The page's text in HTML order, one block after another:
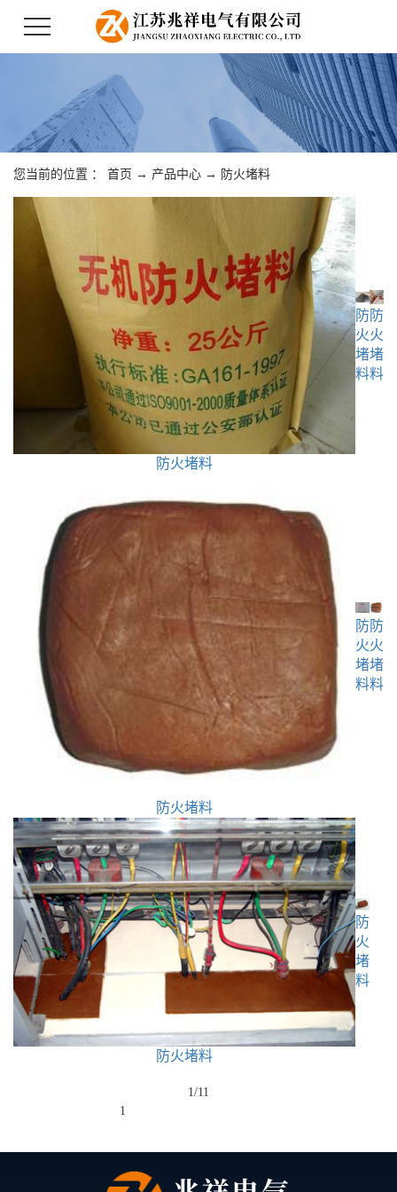
您当前的位置 ： 首页 → 产品中心 → 防火堵料
防火堵料
防
火
堵
料
防
火
堵
料
防火堵料
防
火
堵
料
防
火
堵
料
防火堵料
防
火
堵
料
1/11